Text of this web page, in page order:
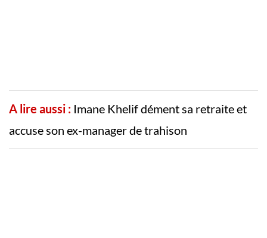
A lire aussi : Imane Khelif dément sa retraite et
accuse son ex-manager de trahison